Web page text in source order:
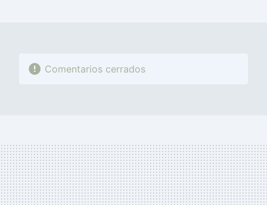
Comentarios cerrados